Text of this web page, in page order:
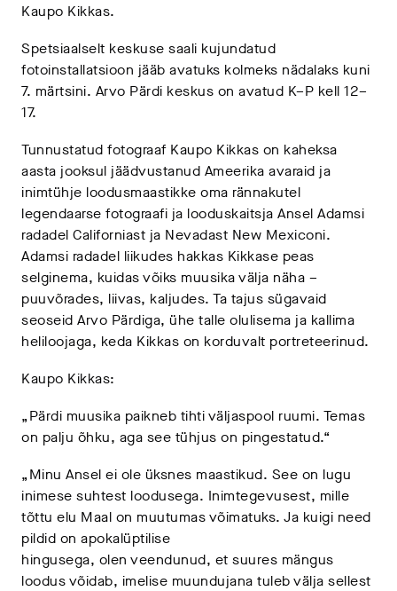
Kaupo Kikkas.
Spetsiaalselt keskuse saali kujundatud
fotoinstallatsioon jääb avatuks kolmeks nädalaks kuni
7. märtsini. Arvo Pärdi keskus on avatud K–P kell 12–
17.
Tunnustatud fotograaf Kaupo Kikkas on kaheksa
aasta jooksul jäädvustanud Ameerika avaraid ja
inimtühje loodusmaastikke oma rännakutel
legendaarse fotograafi ja looduskaitsja Ansel Adamsi
radadel Californiast ja Nevadast New Mexiconi.
Adamsi radadel liikudes hakkas Kikkase peas
selginema, kuidas võiks muusika välja näha –
puuvõrades, liivas, kaljudes. Ta tajus sügavaid
seoseid Arvo Pärdiga, ühe talle olulisema ja kallima
heliloojaga, keda Kikkas on korduvalt portreteerinud.
Kaupo Kikkas:
„Pärdi muusika paikneb tihti väljaspool ruumi. Temas
on palju õhku, aga see tühjus on pingestatud.“
„Minu Ansel ei ole üksnes maastikud. See on lugu
inimese suhtest loodusega. Inimtegevusest, mille
tõttu elu Maal on muutumas võimatuks. Ja kuigi need
pildid on apokalüptilise
hingusega, olen veendunud, et suures mängus
loodus võidab, imelise muundujana tuleb välja sellest